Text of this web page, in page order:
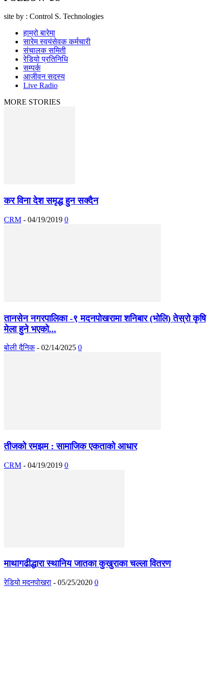
site by : Control S. Technologies
हाम्रो बारेमा
सारेम स्वयंसेवक कर्मचारी
संचालक समिती
रेडियो प्रतिनिधि
सम्पर्क
आजीवन सदस्य
Live Radio
MORE STORIES
कर विना देश समृद्ध हुन सक्दैन
CRM - 04/19/2019 0
तानसेन नगरपालिका -९ मदनपोखरामा शनिबार (भोलि) तेस्रो कृषि
मेला हुने भएको...
बोली दैनिक - 02/14/2025 0
तीजको रमझम : सामाजिक एकताको आधार
CRM - 04/19/2019 0
माथागढीद्धारा स्थानिय जातका कुखुराका चल्ला वितरण
रेडियो मदनपोखरा - 05/25/2020 0